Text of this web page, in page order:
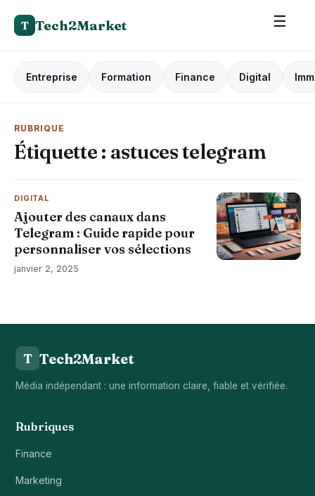
T Tech2Market ☰
Entreprise Formation Finance Digital
RUBRIQUE
Étiquette : astuces telegram
DIGITAL
Ajouter des canaux dans
Telegram : Guide rapide pour
personnaliser vos sélections
janvier 2, 2025
T Tech2Market
Média indépendant : une information claire, fiable et vérifiée.
Rubriques
Finance
Marketing